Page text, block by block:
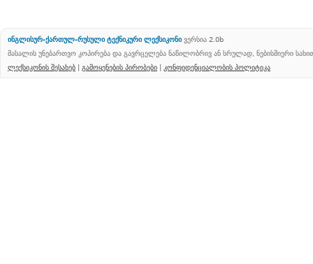
ინგლისურ-ქართულ-რუსული ტექნიკური ლექსიკონი ვერსია 2.0b
მასალის უნებართვო კოპირება და გავრცელება ნაწილობრივ ან სრულად, ნებისმიერი
ლექსიკონის შესახებ | გამოყენების პირობები | კონფიდენციალობის პოლიტიკა